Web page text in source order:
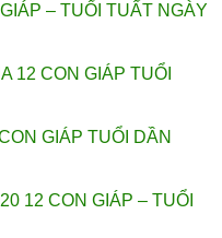
– TUỔI TUẤT NGÀY
12 CON GIÁP TUỔI
GIÁP TUỔI DẦN
12 CON GIÁP – TUỔI